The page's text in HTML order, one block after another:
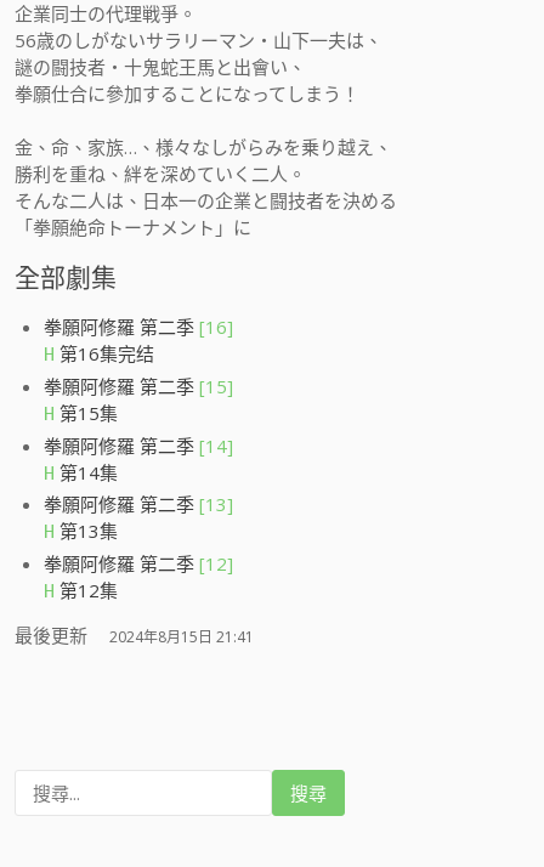
企業同士の代理戦爭。
56歳のしがないサラリーマン・山下一夫は、
謎の闘技者・十鬼蛇王馬と出會い、
拳願仕合に參加することになってしまう！
金、命、家族…、様々なしがらみを乗り越え、
勝利を重ね、絆を深めていく二人。
そんな二人は、日本一の企業と闘技者を決める
「拳願絶命トーナメント」に
全部劇集
拳願阿修羅 第二季 [16]
H 第16集完结
拳願阿修羅 第二季 [15]
H 第15集
拳願阿修羅 第二季 [14]
H 第14集
拳願阿修羅 第二季 [13]
H 第13集
拳願阿修羅 第二季 [12]
H 第12集
最後更新
2024年8月15日 21:41